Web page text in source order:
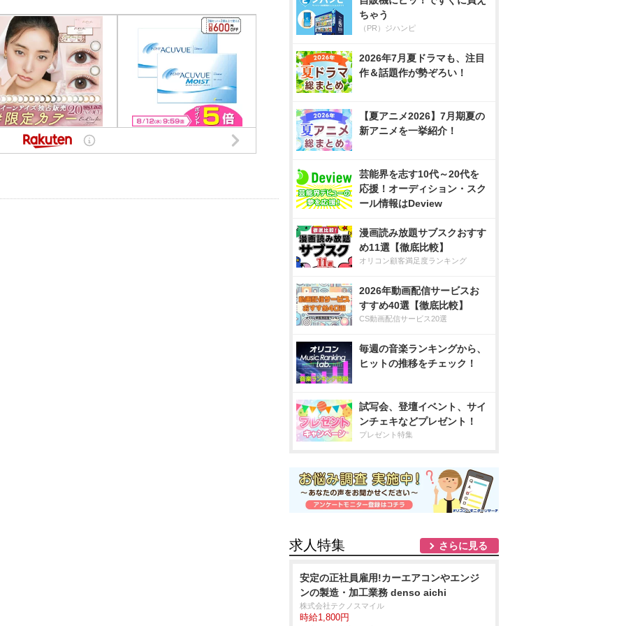
ちゃう
（PR）ジハンピ
2026年7月夏ドラマも、注目
作＆話題作が勢ぞろい！
【夏アニメ2026】7月期夏の
新アニメを一挙紹介！
芸能界を志す10代～20代を
応援！オーディション・スク
ール情報はDeview
漫画読み放題サブスクおすす
め11選【徹底比較】
オリコン顧客満足度ランキング
2026年動画配信サービスお
すすめ40選【徹底比較】
CS動画配信サービス20選
毎週の音楽ランキングから、
ヒットの推移をチェック！
試写会、登壇イベント、サイ
ンチェキなどプレゼント！
プレゼント特集
求人特集 さらに見る
安定の正社員雇用!カーエアコンやエンジ
ンの製造・加工業務 denso aichi
株式会社テクノスマイル
時給1,800円